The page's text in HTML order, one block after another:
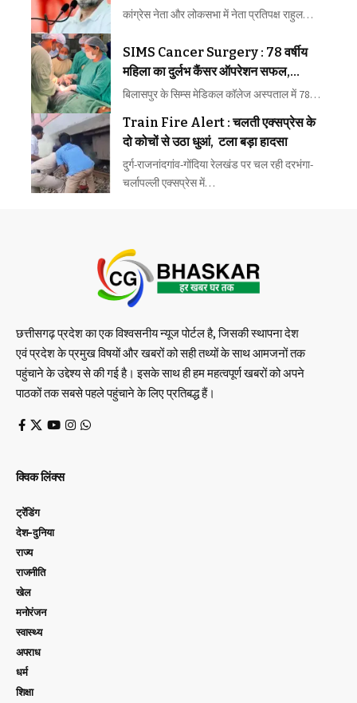
मिली अनुमति, यूपी में दहाड़ेंगे राहुल
कांग्रेस नेता और लोकसभा में नेता प्रतिपक्ष राहुल…
SIMS Cancer Surgery : 78 वर्षीय
महिला का दुर्लभ कैंसर ऑपरेशन सफल,
अंडाशय से निकला एक किलो का ट्यूमर
बिलासपुर के सिम्स मेडिकल कॉलेज अस्पताल में 78…
Train Fire Alert : चलती एक्सप्रेस के
दो कोचों से उठा धुआं, टला बड़ा हादसा
दुर्ग-राजनांदगांव-गोंदिया रेलखंड पर चल रही दरभंगा-
चर्लापल्ली एक्सप्रेस में…
छत्तीसगढ़ प्रदेश का एक विश्वसनीय न्यूज पोर्टल है, जिसकी स्थापना देश
एवं प्रदेश के प्रमुख विषयों और खबरों को सही तथ्यों के साथ आमजनों तक
पहुंचाने के उद्देश्य से की गई है। इसके साथ ही हम महत्वपूर्ण खबरों को अपने
पाठकों तक सबसे पहले पहुंचाने के लिए प्रतिबद्ध हैं।
क्विक लिंक्स
ट्रेंडिंग
देश-दुनिया
राज्य
राजनीति
खेल
मनोरंजन
स्वास्थ्य
अपराध
धर्म
शिक्षा